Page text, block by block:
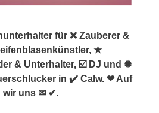
für ❌ Zauberer &
★
& Unterhalter, ☑️ DJ und ✹
in ✔️ Calw. ❤ Auf
wir uns ✉ ✔.